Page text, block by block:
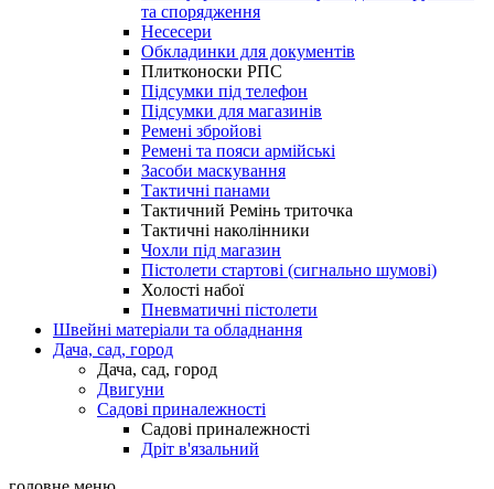
та спорядження
Несесери
Обкладинки для документів
Плитконоски РПС
Підсумки під телефон
Підсумки для магазинів
Ремені збройові
Ремені та пояси армійські
Засоби маскування
Тактичні панами
Тактичний Ремінь триточка
Тактичні наколінники
Чохли під магазин
Пістолети стартові (сигнально шумові)
Холості набої
Пневматичні пістолети
Швейні матеріали та обладнання
Дача, сад, город
Дача, сад, город
Двигуни
Садові приналежності
Садові приналежності
Дріт в'язальний